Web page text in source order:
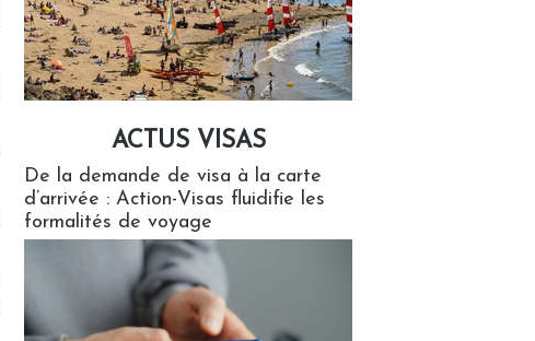
ACTUS VISAS
De la demande de visa à la carte
d’arrivée : Action-Visas fluidifie les
formalités de voyage